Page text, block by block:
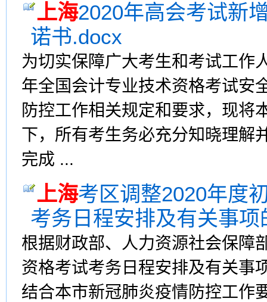
上海2020年高会考试新
诺书.docx
为切实保障广大考生和考试工作
年全国会计专业技术资格考试安
防控工作相关规定和要求，现将
下，所有考生务必充分知晓理解
完成 ...
上海考区调整2020年度
考务日程安排及有关事项
根据财政部、人力资源社会保障
资格考试考务日程安排及有关事
结合本市新冠肺炎疫情防控工作